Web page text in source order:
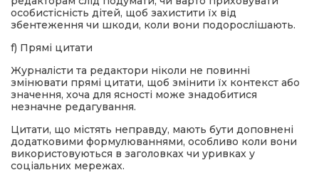
особистісність дітей, щоб захистити їх від
збентеження чи шкоди, коли вони подорослішають.
f) Прямі цитати
Журналісти та редактори ніколи не повинні
змінювати прямі цитати, щоб змінити їх контекст або
значення, хоча для ясності може знадобитися
незначне редагування.
Цитати, що містять неправду, мають бути доповнені
додатковими формулюваннями, особливо коли вони
використовуються в заголовках чи уривках у
соціальних мережах.